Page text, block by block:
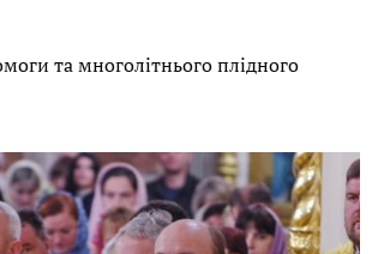
та многолітнього плідного